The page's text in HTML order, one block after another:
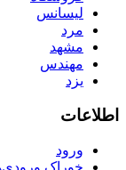
لیسانس
مرد
مشهد
مهندس
یزد
اطلاعات
ورود